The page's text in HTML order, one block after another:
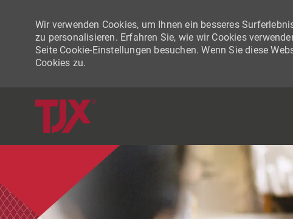
Wir verwenden Cookies, um Ihnen ein besseres
zu personalisieren. Erfahren Sie, wie wir Cookies
Seite Cookie-Einstellungen besuchen. Wenn Sie diese
Cookies zu.